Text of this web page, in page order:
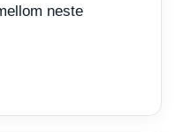
neste